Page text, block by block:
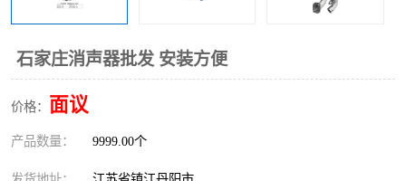
石家庄消声器批发 安装方便
价格： 面议
产品数量： 9999.00个